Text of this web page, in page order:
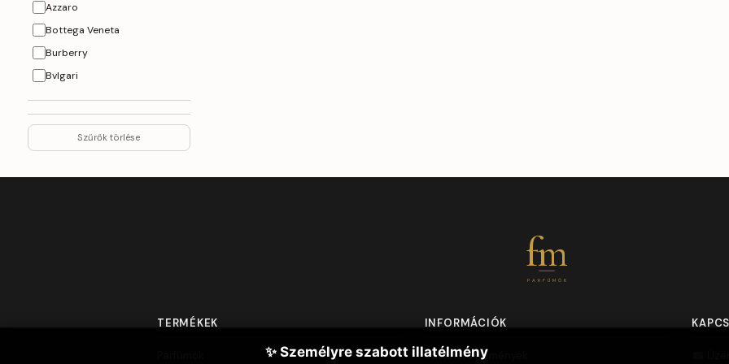
Azzaro
Bottega Veneta
Burberry
Bvlgari
Byredo
Calvin KleinSzűrők törlése
fm
PARFÜMÖK
TERMÉKEK INFORMÁCIÓK
Vásárlói vélemények
✨ Személyre szabott illatélmény